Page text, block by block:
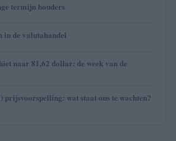
termijn houders
in de valutahandel
naar 81,62 dollar: de week van de
prijsvoorspelling: wat staat ons te wachten?